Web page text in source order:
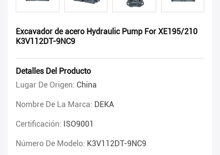
Excavador de acero Hydraulic Pump For XE195/210
K3V112DT-9NC9
Detalles Del Producto
Lugar De Origen: China
Nombre De La Marca: DEKA
Certificación: ISO9001
Número De Modelo: K3V112DT-9NC9